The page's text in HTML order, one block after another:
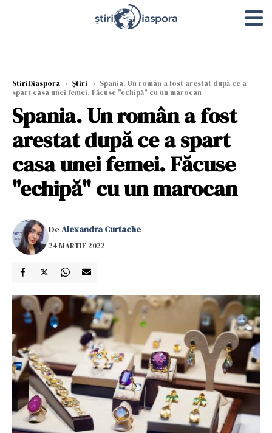
StiriDiaspora › Știri › Spania. Un român a fost arestat după ce a
spart casa unei femei. Făcuse "echipă" cu un marocan
Spania. Un român a fost
arestat după ce a spart
casa unei femei. Făcuse
"echipă" cu un marocan
DeAlexandra Curtache
24 MARTIE 2022